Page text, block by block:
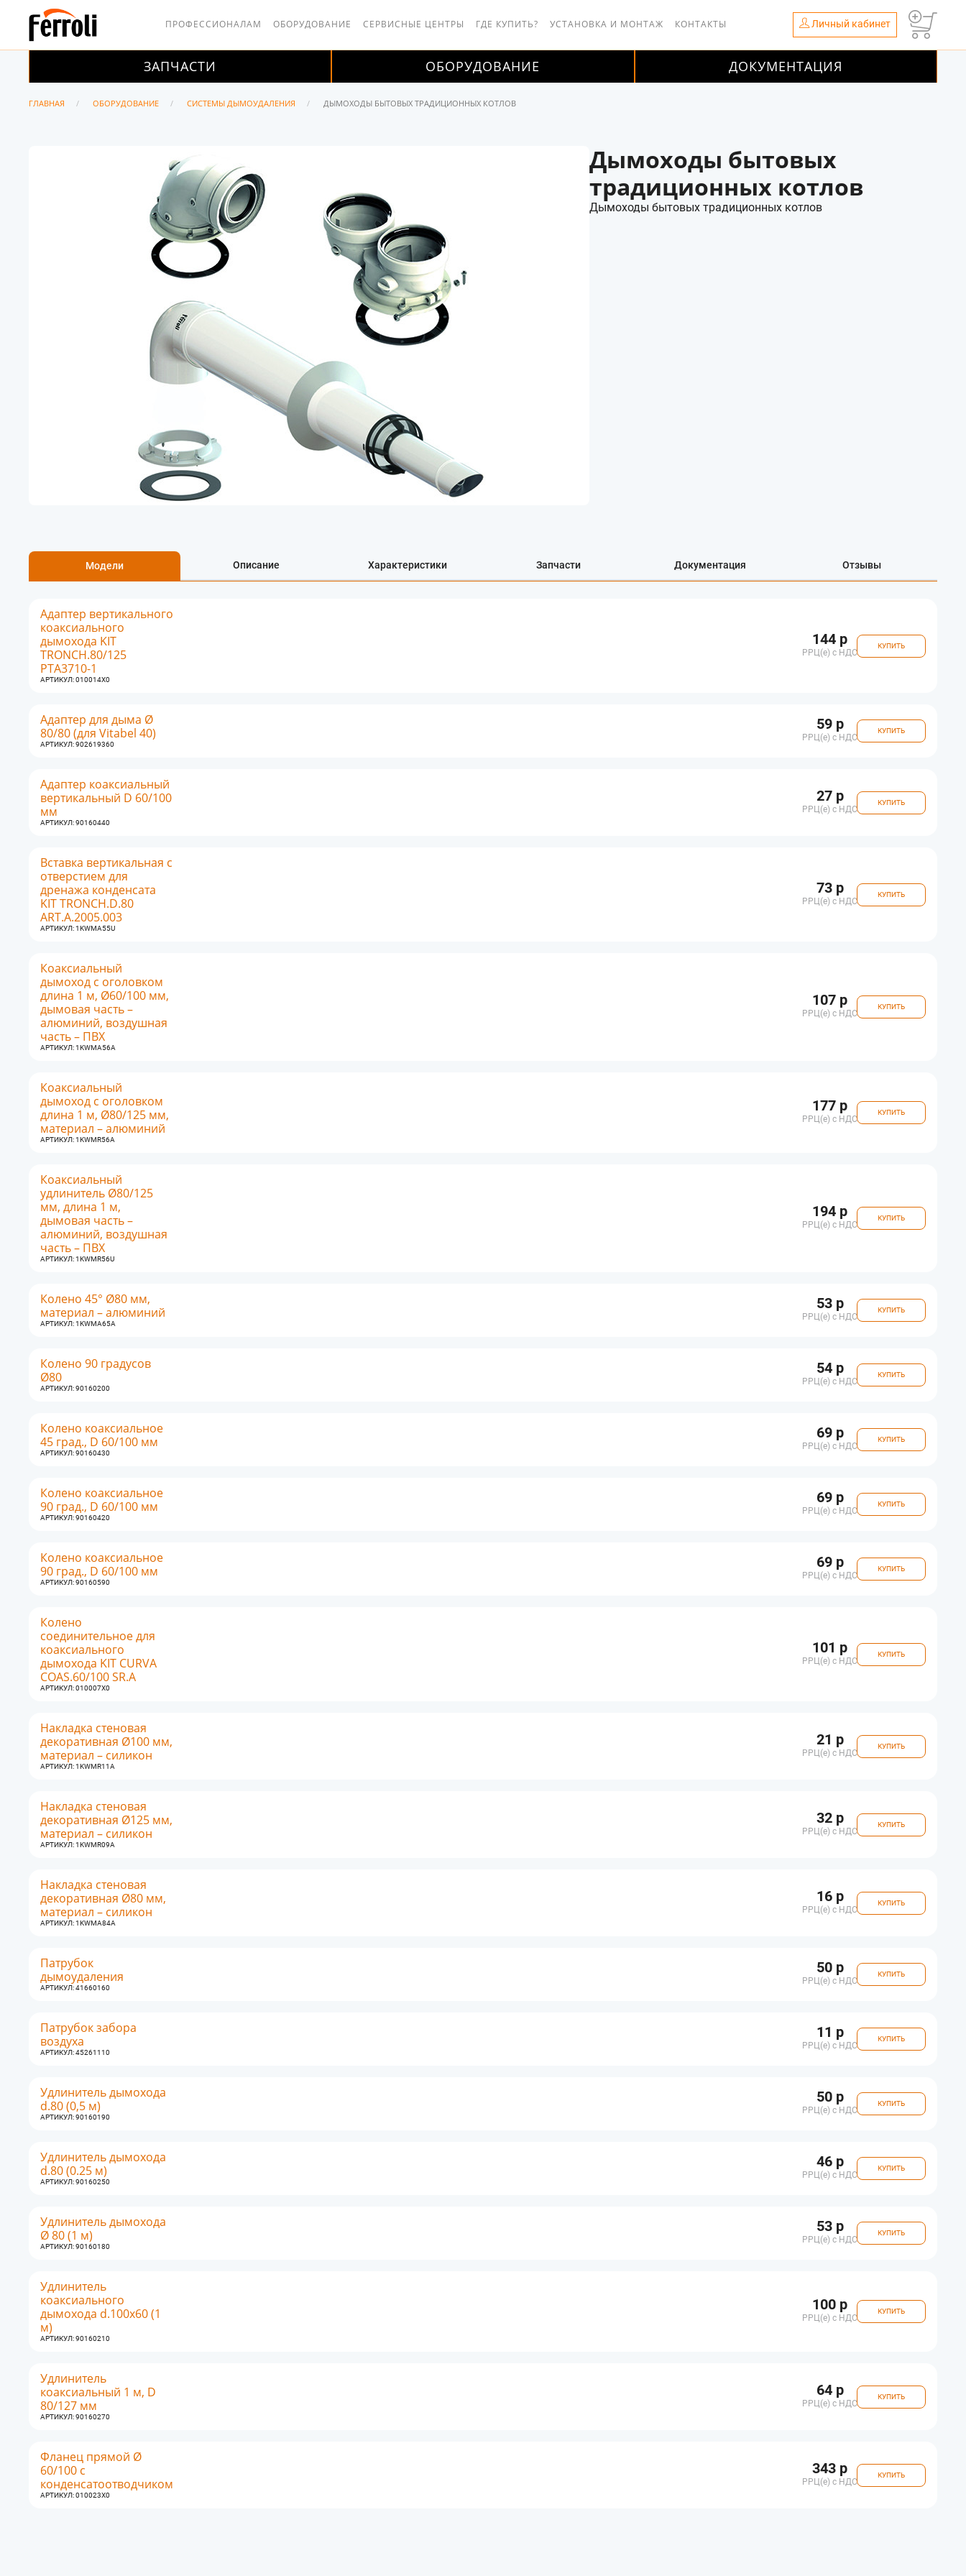
ПРОФЕССИОНАЛАМ ОБОРУДОВАНИЕ СЕРВИСНЫЕ ЦЕНТРЫ ГДЕ КУПИТЬ? УСТАНОВКА И МОНТАЖ КОНТАКТЫ Личный кабинет
ЗАПЧАСТИ ОБОРУДОВАНИЕ ДОКУМЕНТАЦИЯ
ГЛАВНАЯ ОБОРУДОВАНИЕ СИСТЕМЫ ДЫМОУДАЛЕНИЯ ДЫМОХОДЫ БЫТОВЫХ ТРАДИЦИОННЫХ КОТЛОВ
Дымоходы бытовых
традиционных котлов
Дымоходы бытовых традиционных котлов
Модели Описание Характеристики Запчасти Документация Отзывы
Адаптер вертикального
коаксиального
дымохода KIT
TRONCH.80/125
PTA3710-1
АРТИКУЛ: 010014X0
144 р
РРЦ(e) с НДС
КУПИТЬ
Адаптер для дыма Ø
80/80 (для Vitabel 40)
АРТИКУЛ: 902619360
59 р
РРЦ(e) с НДС
КУПИТЬ
Адаптер коаксиальный
вертикальный D 60/100
мм
АРТИКУЛ: 90160440
27 р
РРЦ(e) с НДС
КУПИТЬ
Вставка вертикальная с
отверстием для
дренажа конденсата
KIT TRONCH.D.80
ART.A.2005.003
АРТИКУЛ: 1KWMA55U
73 р
РРЦ(e) с НДС
КУПИТЬ
Коаксиальный
дымоход с оголовком
длина 1 м, Ø60/100 мм,
дымовая часть –
алюминий, воздушная
часть – ПВХ
АРТИКУЛ: 1KWMA56A
107 р
РРЦ(e) с НДС
КУПИТЬ
Коаксиальный
дымоход с оголовком
длина 1 м, Ø80/125 мм,
материал – алюминий
АРТИКУЛ: 1KWMR56A
177 р
РРЦ(e) с НДС
КУПИТЬ
Коаксиальный
удлинитель Ø80/125
мм, длина 1 м,
дымовая часть –
алюминий, воздушная
часть – ПВХ
АРТИКУЛ: 1KWMR56U
194 р
РРЦ(e) с НДС
КУПИТЬ
Колено 45° Ø80 мм,
материал – алюминий
АРТИКУЛ: 1KWMA65A
53 р
РРЦ(e) с НДС
КУПИТЬ
Колено 90 градусов
Ø80
АРТИКУЛ: 90160200
54 р
РРЦ(e) с НДС
КУПИТЬ
Колено коаксиальное
45 град., D 60/100 мм
АРТИКУЛ: 90160430
69 р
РРЦ(e) с НДС
КУПИТЬ
Колено коаксиальное
90 град., D 60/100 мм
АРТИКУЛ: 90160420
69 р
РРЦ(e) с НДС
КУПИТЬ
Колено коаксиальное
90 град., D 60/100 мм
АРТИКУЛ: 90160590
69 р
РРЦ(e) с НДС
КУПИТЬ
Колено
соединительное для
коаксиального
дымохода KIT CURVA
COAS.60/100 SR.A
АРТИКУЛ: 010007X0
101 р
РРЦ(e) с НДС
КУПИТЬ
Накладка стеновая
декоративная Ø100 мм,
материал – силикон
АРТИКУЛ: 1KWMR11A
21 р
РРЦ(e) с НДС
КУПИТЬ
Накладка стеновая
декоративная Ø125 мм,
материал – силикон
АРТИКУЛ: 1KWMR09A
32 р
РРЦ(e) с НДС
КУПИТЬ
Накладка стеновая
декоративная Ø80 мм,
материал – силикон
АРТИКУЛ: 1KWMA84A
16 р
РРЦ(e) с НДС
КУПИТЬ
Патрубок
дымоудаления
АРТИКУЛ: 41660160
50 р
РРЦ(e) с НДС
КУПИТЬ
Патрубок забора
воздуха
АРТИКУЛ: 45261110
11 р
РРЦ(e) с НДС
КУПИТЬ
Удлинитель дымохода
d.80 (0,5 м)
АРТИКУЛ: 90160190
50 р
РРЦ(e) с НДС
КУПИТЬ
Удлинитель дымохода
d.80 (0.25 м)
АРТИКУЛ: 90160250
46 р
РРЦ(e) с НДС
КУПИТЬ
Удлинитель дымохода
Ø 80 (1 м)
АРТИКУЛ: 90160180
53 р
РРЦ(e) с НДС
КУПИТЬ
Удлинитель
коаксиального
дымохода d.100x60 (1
м)
АРТИКУЛ: 90160210
100 р
РРЦ(e) с НДС
КУПИТЬ
Удлинитель
коаксиальный 1 м, D
80/127 мм
АРТИКУЛ: 90160270
64 р
РРЦ(e) с НДС
КУПИТЬ
Фланец прямой Ø
60/100 с
конденсатоотводчиком
АРТИКУЛ: 010023X0
343 р
РРЦ(e) с НДС
КУПИТЬ